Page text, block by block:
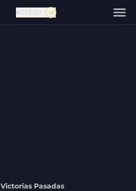
ACCESO
Victorias Pasadas